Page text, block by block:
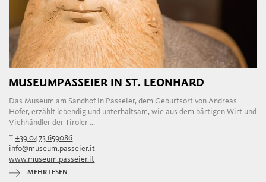
MUSEUMPASSEIER IN ST. LEONHARD
Das Museum am Sandhof in Passeier, dem Geburtsort von Andreas
Hofer, erzählt lebendig und unterhaltsam, wie aus dem bärtigen Wirt und
Viehhändler der Tiroler ...
T+39 0473 659086
info@museum.passeier.it
www.museum.passeier.it
MEHR LESEN